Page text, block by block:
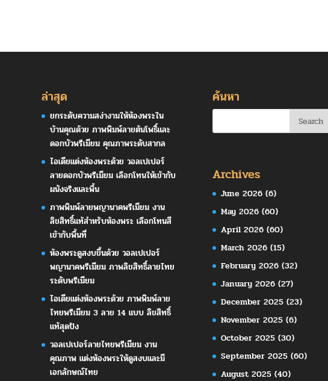
ล่าสุด
ยกระดับความสง่างามให้ห้องพระใน
บ้านคุณด้วย ภาพพิมพ์ลายต้นโพธิ์และ
ดอกบัวพรีเมียม คุณภาพระดับสากล
ไอเดียแต่งห้องพระด้วย วอลเปเปอร์
ลายดอกบัวพรีเมียม เลือกโทนให้เข้ากับ
ผนังจริงและพื้น
ภาพพิมพ์ลายพญานาคพรีเมียม งาน
ลิขสิทธิ์แท้สำหรับห้องพระ เลือกโทนสี
เข้ากับพื้นที่
ห้องพระดูสงบขึ้นด้วย วอลเปเปอร์
พญานาคพรีเมียม ภาพลิขสิทธิ์ลายไทย
ระดับพรีเมียม
ไอเดียแต่งห้องพระด้วย ภาพพิมพ์ลาย
ไทยพรีเมียม 3 ลาย 14 แบบ ลิขสิทธิ์
แท้สุดปัง
วอลเปเปอร์ลายไทยพรีเมียม งาน
คุณภาพ แต่งห้องพระให้ดูสงบและมี
เอกลักษณ์ไทย
ค้นหา
Archives
June 2026(6)
May 2026(60)
April 2026(60)
March 2026(15)
February 2026(32)
January 2026(27)
December 2025(23)
November 2025(6)
October 2025(30)
September 2025(60)
August 2025(40)